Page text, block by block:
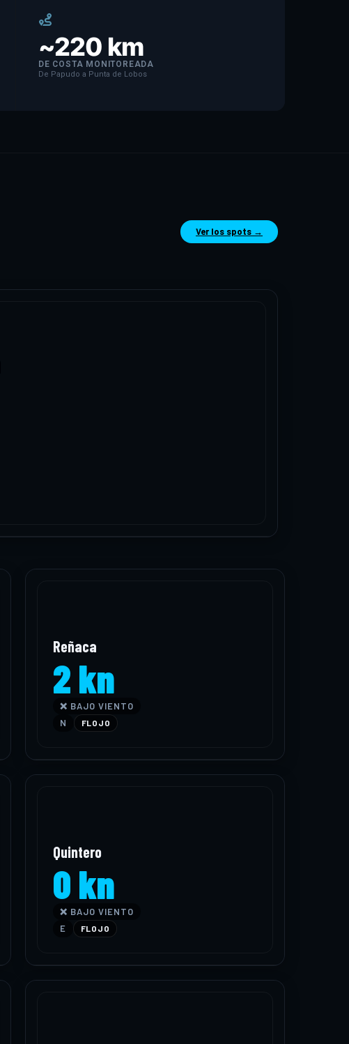
~220 km
DE COSTA MONITOREADA
De Papudo a Punta de Lobos
Ver los spots →
Reñaca
2 kn
❌ BAJO VIENTO
N
FLOJO
Quintero
0 kn
❌ BAJO VIENTO
E
FLOJO